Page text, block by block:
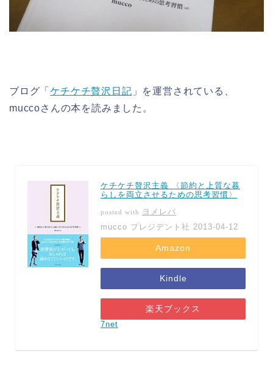
ブログ「ケチケチ贅沢日記 」を運営されている、
muccoさんの本を読みました。
ケチケチ贅沢主義 〈節約と上質な暮
らしを両立させるための思考習慣〉
posted with
ヨメレバ
mucco プレジデント社 2013-04-12
Amazon
Kindle
楽天ブックス
7net